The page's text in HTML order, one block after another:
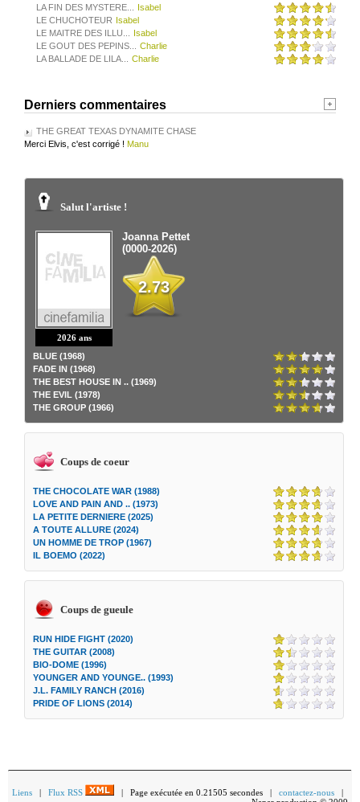
LA FIN DES MYSTERE...
Isabel
LE CHUCHOTEUR Isabel
LE MAITRE DES ILLU...
Isabel
LE GOUT DES PEPINS...
Charlie
LA BALLADE DE LILA...
Charlie
Derniers commentaires
THE GREAT TEXAS DYNAMITE CHASE
Merci Elvis, c'est corrigé ! Manu
Salut l'artiste !
2026 ans
Joanna Pettet
(0000-2026)
2.73
BLUE (1968)
FADE IN (1968)
THE BEST HOUSE IN .. (1969)
THE EVIL (1978)
THE GROUP (1966)
Coups de coeur
THE CHOCOLATE WAR (1988)
LOVE AND PAIN AND .. (1973)
LA PETITE DERNIERE (2025)
A TOUTE ALLURE (2024)
UN HOMME DE TROP (1967)
IL BOEMO (2022)
Coups de gueule
RUN HIDE FIGHT (2020)
THE GUITAR (2008)
BIO-DOME (1996)
YOUNGER AND YOUNGE.. (1993)
J.L. FAMILY RANCH (2016)
PRIDE OF LIONS (2014)
Liens | Flux RSS | Page exécutée en 0.21505 secondes | contactez-nous |